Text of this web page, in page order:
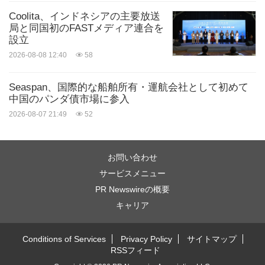
Coolita、インドネシアの主要放送
局と同国初のFASTメディア連合を
設立
2026-08-08 12:40 58
Seaspan、国際的な船舶所有・運航会社として初めて
中国のパンダ債市場に参入
2026-08-07 21:49 52
お問い合わせ
サービスメニュー
PR Newswireの概要
キャリア
Conditions of Services Privacy Policy
サイトマップ
RSSフィード